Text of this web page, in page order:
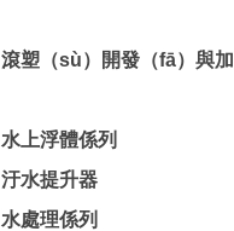
滾塑（sù）開發（fā）與加
水上浮體係列
汙水提升器
水處理係列